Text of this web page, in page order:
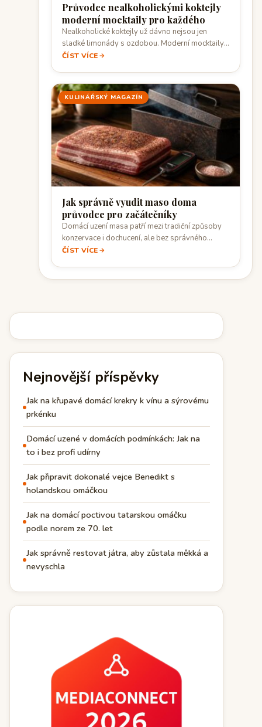
Průvodce nealkoholickými koktejly
moderní mocktaily pro každého
Nealkoholické koktejly už dávno nejsou jen
sladké limonády s ozdobou. Moderní mocktaily
dnes pracují…
ČÍST VÍCE
KULINÁŘSKÝ MAGAZÍN
Jak správně vyudit maso doma
průvodce pro začátečníky
Domácí uzení masa patří mezi tradiční způsoby
konzervace i dochucení, ale bez správného
postupu…
ČÍST VÍCE
Nejnovější příspěvky
Jak na křupavé domácí krekry k vínu a sýrovému
prkénku
Domácí uzené v domácích podmínkách: Jak na
to i bez profi udírny
Jak připravit dokonalé vejce Benedikt s
holandskou omáčkou
Jak na domácí poctivou tatarskou omáčku
podle norem ze 70. let
Jak správně restovat játra, aby zůstala měkká a
nevyschla